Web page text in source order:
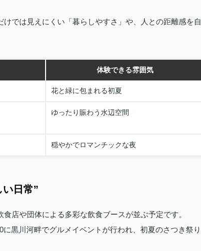
では見えにくい「暮らしやすさ」や、人との距離感を自
体験できる雰囲気
花と緑に包まれる初夏
ゆったり賑わう水辺空間
穏やかでロマンチックな夜
日常”
店や団体による多彩な飲食ブースが並ぶ予定です。
黒川河畔でグルメイベントが行われ、初夏のさつき祭り